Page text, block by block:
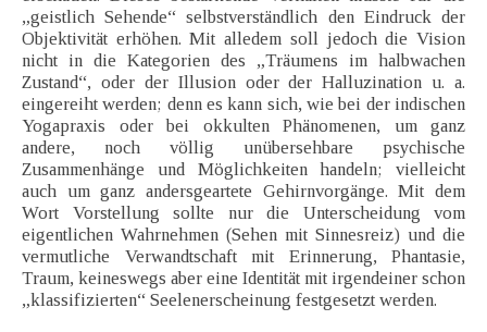
„geistlich Sehende“ selbstverständlich den Eindruck der
Objektivität erhöhen. Mit alledem soll jedoch die Vision
nicht in die Kategorien des „Träumens im halbwachen
Zustand“, oder der Illusion oder der Halluzination u. a.
eingereiht werden; denn es kann sich, wie bei der indischen
Yogapraxis oder bei okkulten Phänomenen, um ganz
andere, noch völlig unübersehbare psychische
Zusammenhänge und Möglichkeiten handeln; vielleicht
auch um ganz andersgeartete Gehirnvorgänge. Mit dem
Wort Vorstellung sollte nur die Unterscheidung vom
eigentlichen Wahrnehmen (Sehen mit Sinnesreiz) und die
vermutliche Verwandtschaft mit Erinnerung, Phantasie,
Traum, keineswegs aber eine Identität mit irgendeiner schon
„klassifizierten“ Seelenerscheinung festgesetzt werden.